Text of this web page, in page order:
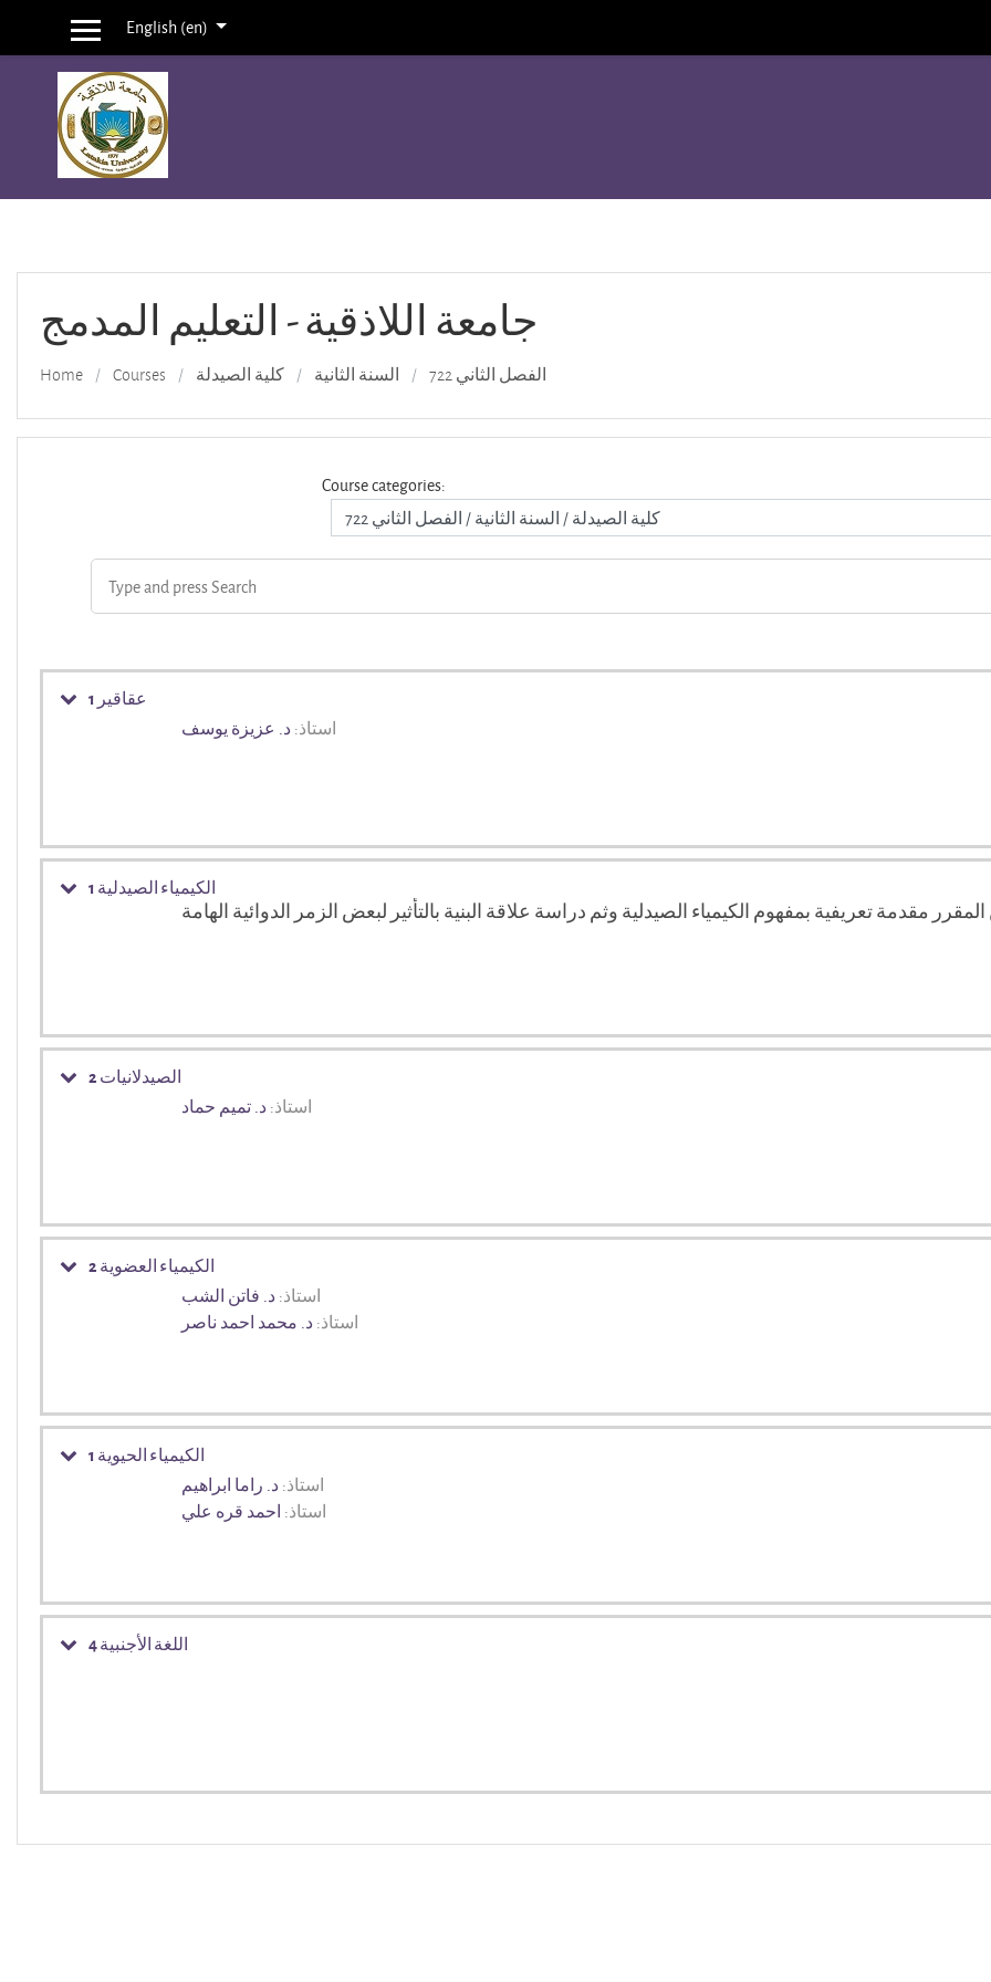
Skip to main content
Side panelEnglish ‎(en)‎
جامعة اللاذقية - التعليم المدمج
Home Courses كلية الصيدلة السنة الثانية الفصل الثاني 722
Course categories:
عقاقير 1
استاذ: د. عزيزة يوسف
الكيمياء الصيدلية 1
مقدمة تعريفية بمفهوم الكيمياء الصيدلية وثم دراسة علاقة البنية بالتأثير لبعض الزمر الدوائية الهامة
الصيدلانيات 2
استاذ: د. تميم حماد
الكيمياء العضوية 2
استاذ: د. فاتن الشب
استاذ: د. محمد احمد ناصر
الكيمياء الحيوية 1
استاذ: د. راما ابراهيم
استاذ: احمد قره علي
اللغة الأجنبية 4